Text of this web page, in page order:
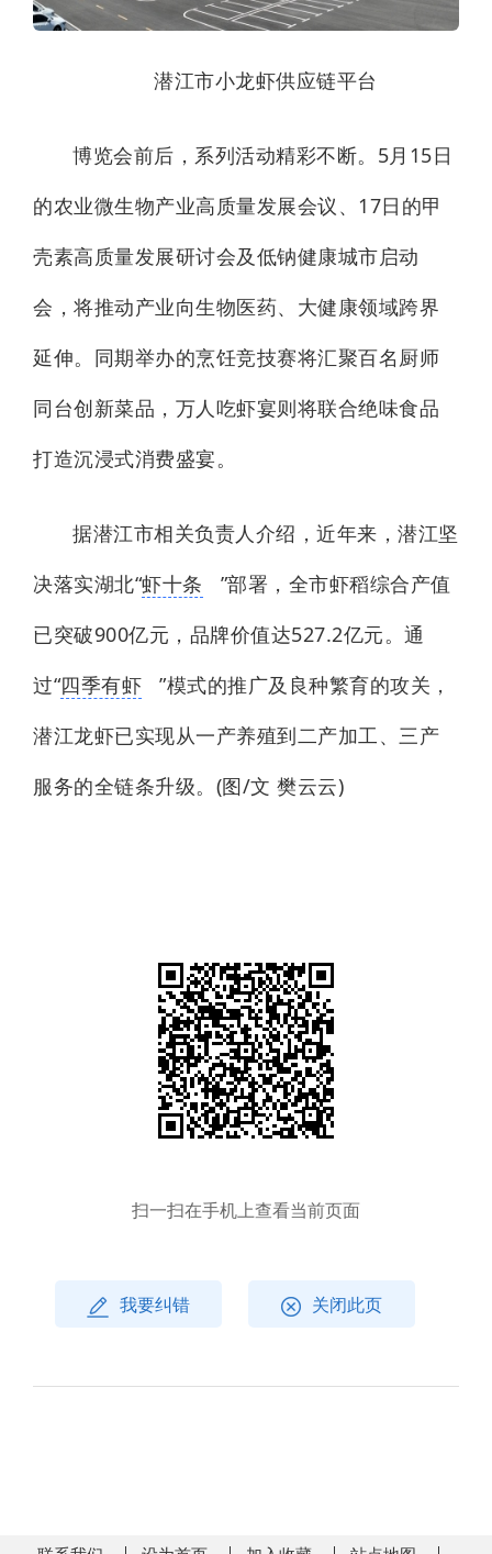
潜江市小龙虾供应链平台
博览会前后，系列活动精彩不断。5月15日
的农业微生物产业高质量发展会议、17日的甲
壳素高质量发展研讨会及低钠健康城市启动
会，将推动产业向生物医药、大健康领域跨界
延伸。同期举办的烹饪竞技赛将汇聚百名厨师
同台创新菜品，万人吃虾宴则将联合绝味食品
打造沉浸式消费盛宴。
据潜江市相关负责人介绍，近年来，潜江坚
决落实湖北“虾十条
”部署，全市虾稻综合产值
已突破900亿元，品牌价值达527.2亿元。通
过“四季有虾
”模式的推广及良种繁育的攻关，
潜江龙虾已实现从一产养殖到二产加工、三产
服务的全链条升级。(图/文 樊云云)
扫一扫在手机上查看当前页面
我要纠错 关闭此页